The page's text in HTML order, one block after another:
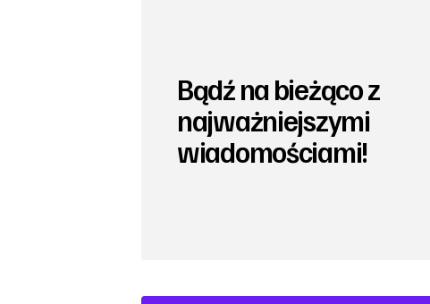
Bądź na bieżąco z
najważniejszymi
wiadomościami!